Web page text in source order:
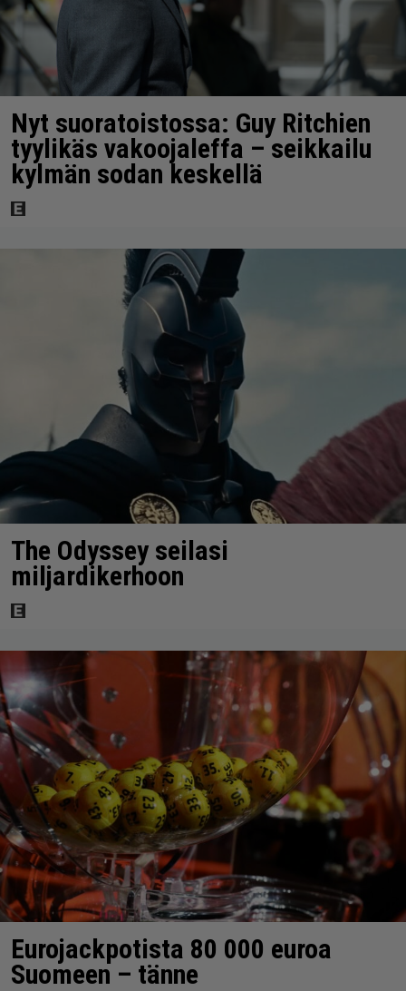
Nyt suoratoistossa: Guy Ritchien
tyylikäs vakoojaleffa – seikkailu
kylmän sodan keskellä
The Odyssey seilasi
miljardikerhoon
Eurojackpotista 80 000 euroa
Suomeen – tänne